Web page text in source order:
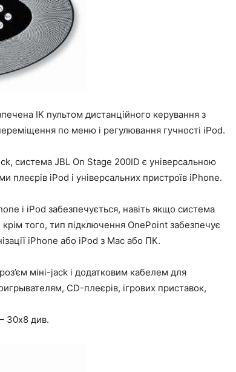
ІК пультом дистанційного керування з
по меню і регулювання гучності iPod.
система JBL On Stage 200ID є універсальною
плеєрів iPod і універсальних пристроїв iPhone.
і iPod забезпечується, навіть якщо система
того, тип підключення OnePoint забезпечує
iPhone або iPod з Mac або ПК.
міні-jack і додатковим кабелем для
CD-плеєрів, ігрових приставок,
30х8 див.